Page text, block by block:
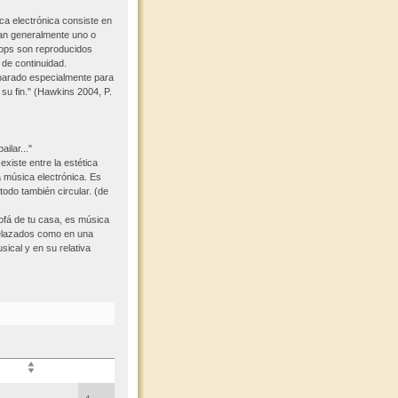
electrónica consiste en
generalmente uno o
son reproducidos
continuidad.
especialmente para
fin." (Hawkins 2004, P.
entre la estética
electrónica. Es
también circular. (de
de tu casa, es música
como en una
y en su relativa